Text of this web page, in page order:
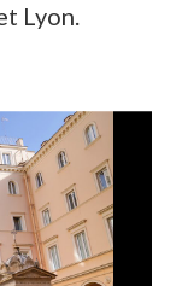
Lyon.